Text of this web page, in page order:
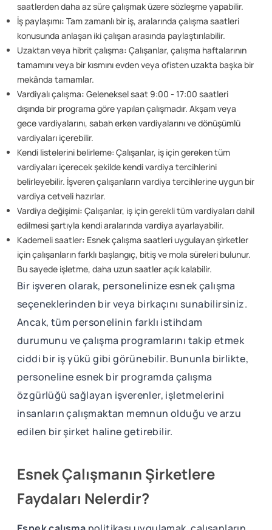
saatlerden daha az süre çalışmak üzere sözleşme yapabilir.
İş paylaşımı: Tam zamanlı bir iş, aralarında çalışma saatleri
konusunda anlaşan iki çalışan arasında paylaştırılabilir.
Uzaktan veya hibrit çalışma: Çalışanlar, çalışma haftalarının
tamamını veya bir kısmını evden veya ofisten uzakta başka bir
mekânda tamamlar.
Vardiyalı çalışma: Geleneksel saat 9:00 - 17:00 saatleri
dışında bir programa göre yapılan çalışmadır. Akşam veya
gece vardiyalarını, sabah erken vardiyalarını ve dönüşümlü
vardiyaları içerebilir.
Kendi listelerini belirleme: Çalışanlar, iş için gereken tüm
vardiyaları içerecek şekilde kendi vardiya tercihlerini
belirleyebilir. İşveren çalışanların vardiya tercihlerine uygun bir
vardiya cetveli hazırlar.
Vardiya değişimi: Çalışanlar, iş için gerekli tüm vardiyaları dahil
edilmesi şartıyla kendi aralarında vardiya ayarlayabilir.
Kademeli saatler: Esnek çalışma saatleri uygulayan şirketler
için çalışanların farklı başlangıç, bitiş ve mola süreleri bulunur.
Bu sayede işletme, daha uzun saatler açık kalabilir.
Bir işveren olarak, personelinize esnek çalışma
seçeneklerinden bir veya birkaçını sunabilirsiniz.
Ancak, tüm personelinin farklı istihdam
durumunu ve çalışma programlarını takip etmek
ciddi bir iş yükü gibi görünebilir. Bununla birlikte,
personeline esnek bir programda çalışma
özgürlüğü sağlayan işverenler, işletmelerini
insanların çalışmaktan memnun olduğu ve arzu
edilen bir şirket haline getirebilir.
Esnek Çalışmanın Şirketlere
Faydaları Nelerdir?